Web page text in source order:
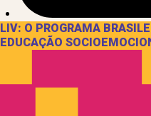
LIV: O PROGRAMA
EDUCAÇÃO